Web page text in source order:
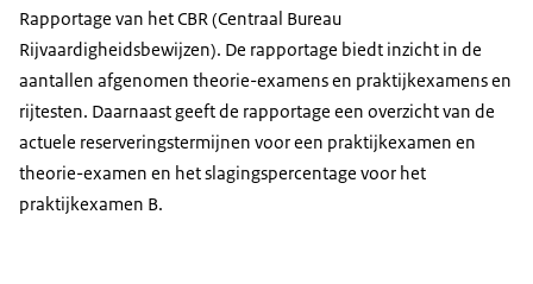
Rapportage van het CBR (Centraal Bureau
Rijvaardigheidsbewijzen). De rapportage biedt inzicht in de
aantallen afgenomen theorie-examens en praktijkexamens en
rijtesten. Daarnaast geeft de rapportage een overzicht van de
actuele reserveringstermijnen voor een praktijkexamen en
theorie-examen en het slagingspercentage voor het
praktijkexamen B.